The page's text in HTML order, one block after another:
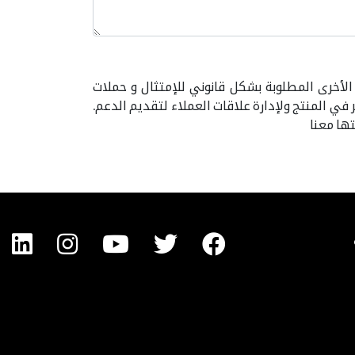
المطلوبة بشكل قانوني للإمتثال و حملات
المنتج ولإدارة علاقات العملاء لتقديم الدعم.
معنا